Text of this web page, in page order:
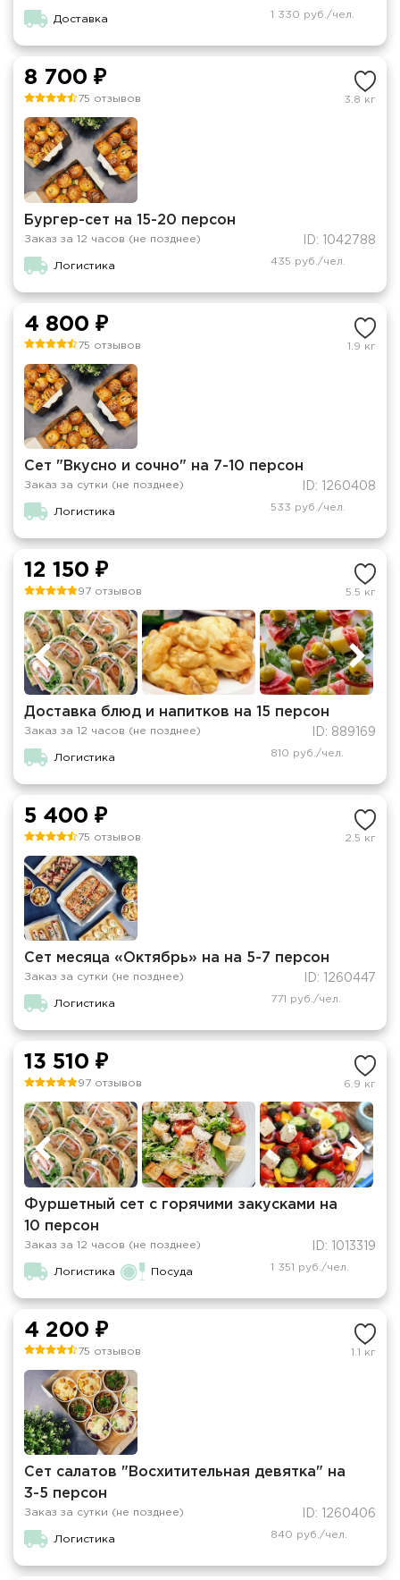
Доставка 1 330 руб./чел.
8 700 ₽
75 отзывов 3.8 кг
Бургер-сет на 15-20 персон
Заказ за 12 часов (не позднее) ID: 1042788
Логистика 435 руб./чел.
4 800 ₽
75 отзывов 1.9 кг
Сет "Вкусно и сочно" на 7-10 персон
Заказ за сутки (не позднее) ID: 1260408
Логистика 533 руб./чел.
12 150 ₽
97 отзывов 5.5 кг
Доставка блюд и напитков на 15 персон
Заказ за 12 часов (не позднее) ID: 889169
Логистика 810 руб./чел.
5 400 ₽
75 отзывов 2.5 кг
Сет месяца «Октябрь» на на 5-7 персон
Заказ за сутки (не позднее) ID: 1260447
Логистика 771 руб./чел.
13 510 ₽
97 отзывов 6.9 кг
Фуршетный сет с горячими закусками на
10 персон
Заказ за 12 часов (не позднее) ID: 1013319
Логистика Посуда 1 351 руб./чел.
4 200 ₽
75 отзывов 1.1 кг
Сет салатов "Восхитительная девятка" на
3-5 персон
Заказ за сутки (не позднее) ID: 1260406
Логистика 840 руб./чел.